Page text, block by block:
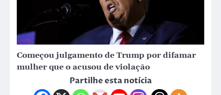
Começou julgamento de Trump por difamar
mulher que o acusou de violação
Partilhe esta notícia